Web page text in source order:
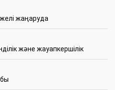
жаңаруда
және жауапкершілік